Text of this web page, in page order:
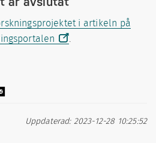
i artikeln på
.
Uppdaterad: 2023-12-28 10:25:52